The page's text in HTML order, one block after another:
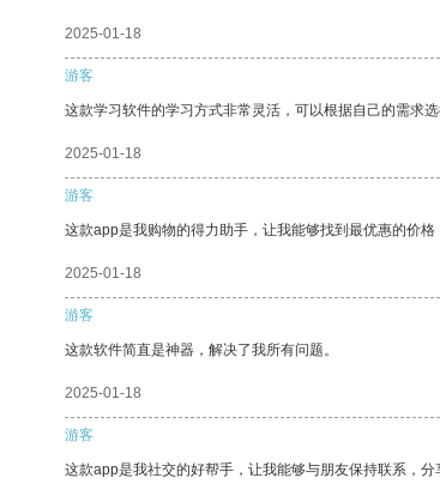
2025-01-18
游客
这款学习软件的学习方式非常灵活，可以根据自己的需求
2025-01-18
游客
这款app是我购物的得力助手，让我能够找到最优惠的价格
2025-01-18
游客
这款软件简直是神器，解决了我所有问题。
2025-01-18
游客
这款app是我社交的好帮手，让我能够与朋友保持联系，分